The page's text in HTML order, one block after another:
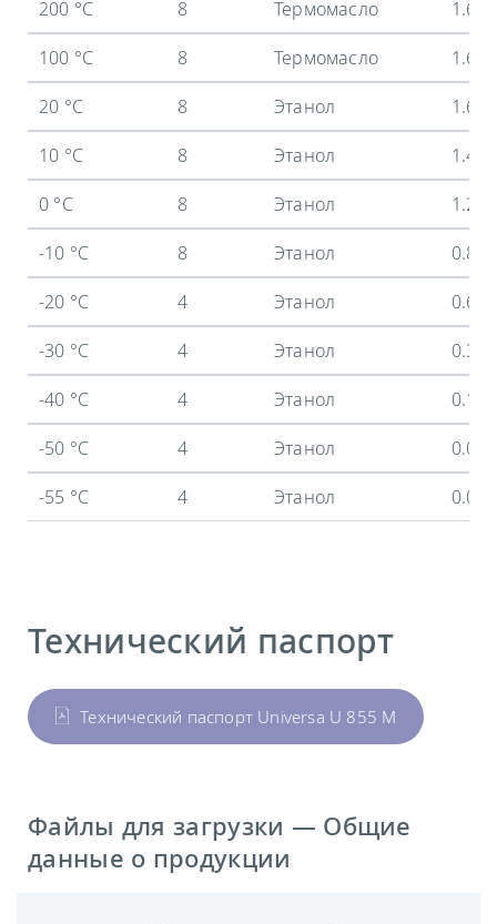
200 °C 8 Термомасло
1.6
100 °C
8 Термомасло
1.6
20 °C
8 Этанол
1.6
10 °C
8 Этанол
1.45
0 °C
8 Этанол
1.25
-10 °C
8 Этанол
0.88
-20 °C
4 Этанол
0.62
-30 °C
4 Этанол
0.38
-40 °C
4 Этанол
0.18
-50 °C
4 Этанол
0.05
-55 °C
4 Этанол 0.02
Технический паспорт
Технический паспорт Universa U 855 M
Файлы для загрузки — Общие
данные о продукции